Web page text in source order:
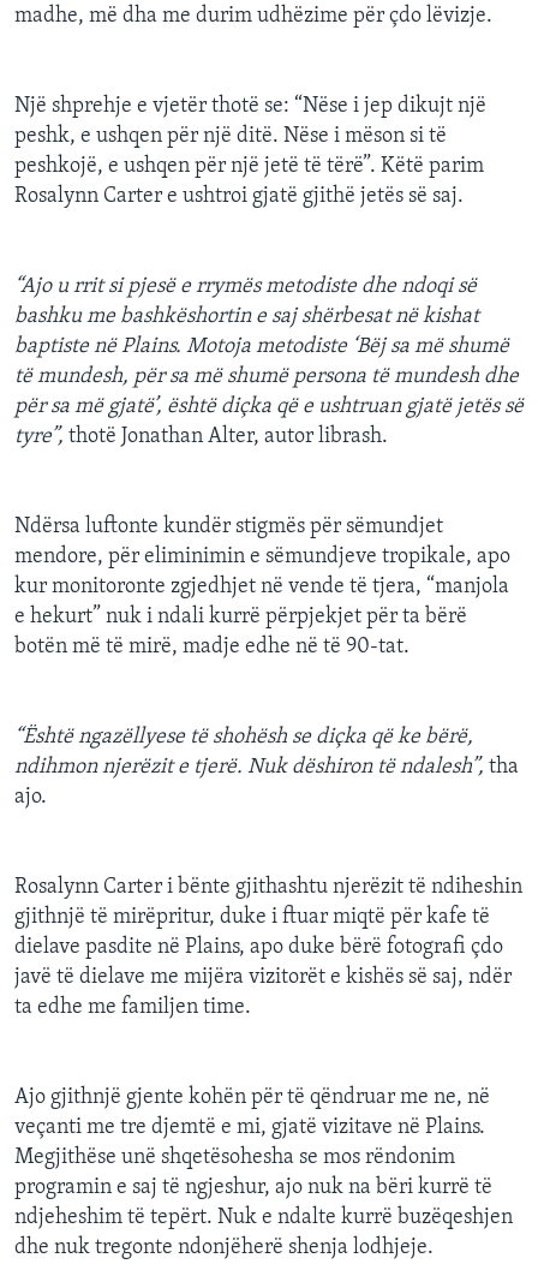
madhe, më dha me durim udhëzime për çdo lëvizje.
Një shprehje e vjetër thotë se: “Nëse i jep dikujt një
peshk, e ushqen për një ditë. Nëse i mëson si të
peshkojë, e ushqen për një jetë të tërë”. Këtë parim
Rosalynn Carter e ushtroi gjatë gjithë jetës së saj.
“Ajo u rrit si pjesë e rrymës metodiste dhe ndoqi së
bashku me bashkëshortin e saj shërbesat në kishat
baptiste në Plains. Motoja metodiste ‘Bëj sa më shumë
të mundesh, për sa më shumë persona të mundesh dhe
për sa më gjatë’, është diçka që e ushtruan gjatë jetës së
tyre”, thotë Jonathan Alter, autor librash.
Ndërsa luftonte kundër stigmës për sëmundjet
mendore, për eliminimin e sëmundjeve tropikale, apo
kur monitoronte zgjedhjet në vende të tjera, “manjola
e hekurt” nuk i ndali kurrë përpjekjet për ta bërë
botën më të mirë, madje edhe në të 90-tat.
“Është ngazëllyese të shohësh se diçka që ke bërë,
ndihmon njerëzit e tjerë. Nuk dëshiron të ndalesh”, tha
ajo.
Rosalynn Carter i bënte gjithashtu njerëzit të ndiheshin
gjithnjë të mirëpritur, duke i ftuar miqtë për kafe të
dielave pasdite në Plains, apo duke bërë fotografi çdo
javë të dielave me mijëra vizitorët e kishës së saj, ndër
ta edhe me familjen time.
Ajo gjithnjë gjente kohën për të qëndruar me ne, në
veçanti me tre djemtë e mi, gjatë vizitave në Plains.
Megjithëse unë shqetësohesha se mos rëndonim
programin e saj të ngjeshur, ajo nuk na bëri kurrë të
ndjeheshim të tepërt. Nuk e ndalte kurrë buzëqeshjen
dhe nuk tregonte ndonjëherë shenja lodhjeje.